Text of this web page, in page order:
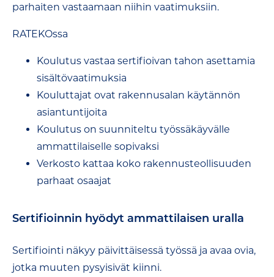
parhaiten vastaamaan niihin vaatimuksiin.
RATEKOssa
Koulutus vastaa sertifioivan tahon asettamia
sisältövaatimuksia
Kouluttajat ovat rakennusalan käytännön
asiantuntijoita
Koulutus on suunniteltu työssäkäyvälle
ammattilaiselle sopivaksi
Verkosto kattaa koko rakennusteollisuuden
parhaat osaajat
Sertifioinnin hyödyt ammattilaisen uralla
Sertifiointi näkyy päivittäisessä työssä ja avaa ovia,
jotka muuten pysyisivät kiinni.